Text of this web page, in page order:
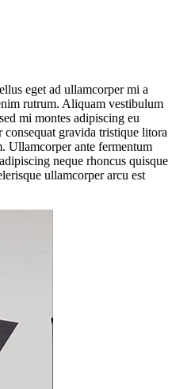
eget ad ullamcorper mi a
rutrum. Aliquam vestibulum
mi montes adipiscing eu
gravida tristique litora
Ullamcorper ante fermentum
neque rhoncus quisque
ullamcorper arcu est